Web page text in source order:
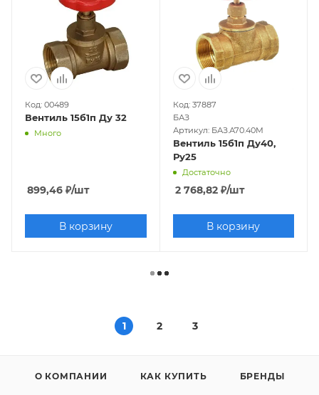
Код: 00489
Вентиль 15б1п Ду 32
Много
899,46 ₽/шт
В корзину
Код: 37887
БАЗ
Артикул: БАЗ.А70.40М
Вентиль 15б1п Ду40,
Ру25
Достаточно
2 768,82₽/шт
В корзину
1 2 3
О КОМПАНИИ КАК КУПИТЬ БРЕНДЫ